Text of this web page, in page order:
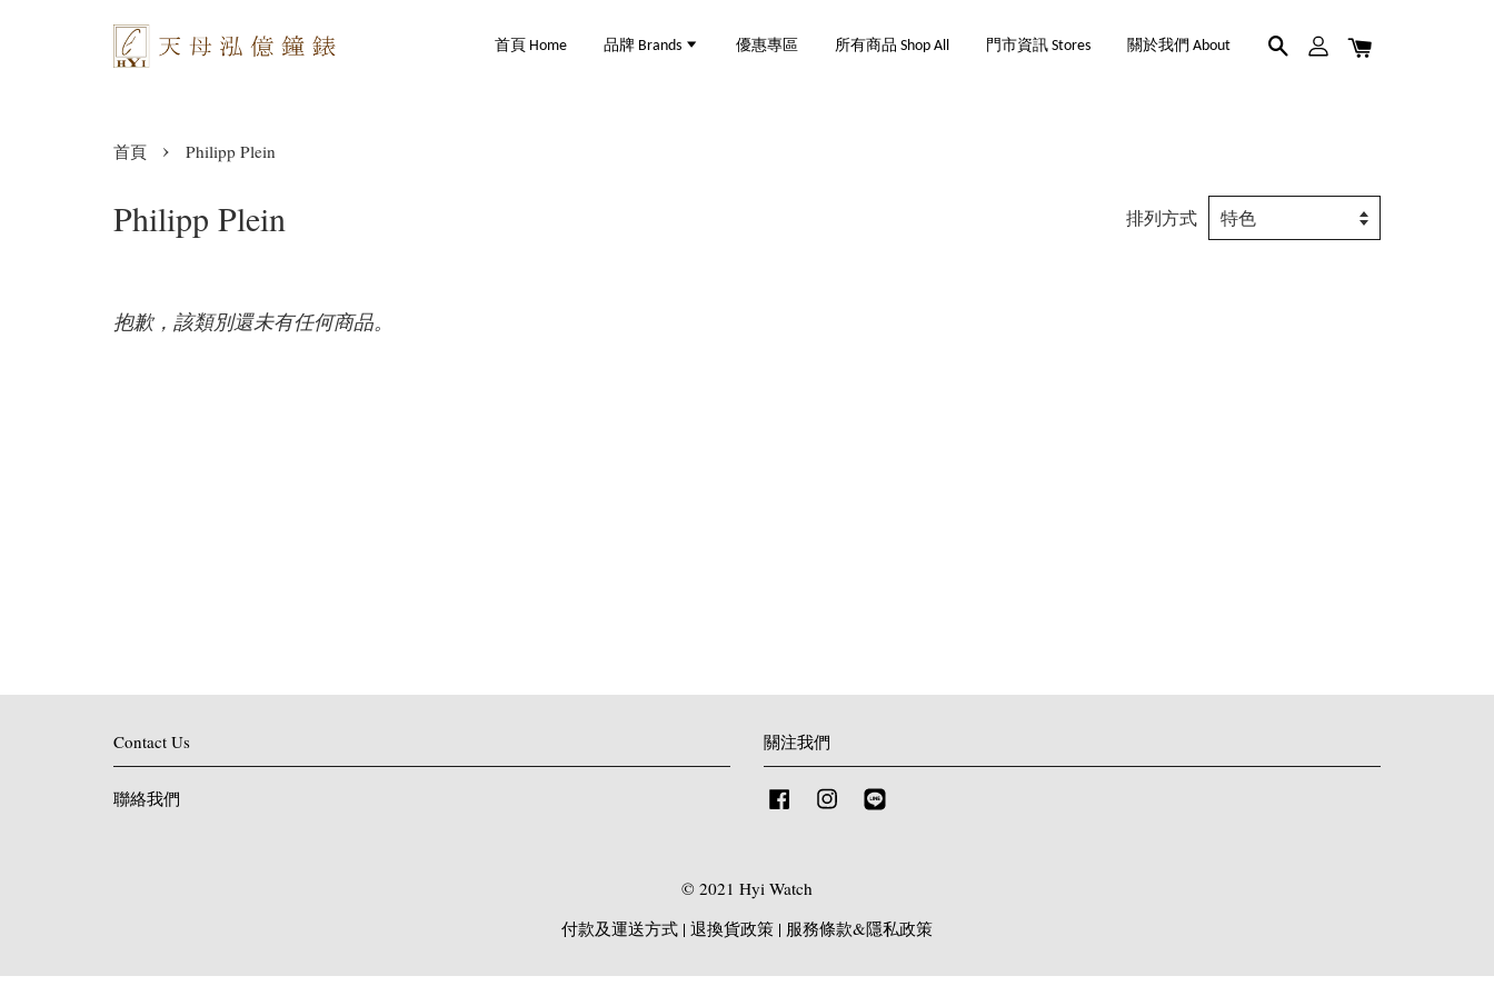
首頁 Home 品牌 Brands 優惠專區 所有商品 Shop All 門市資訊 Stores 關於我們 About
首頁 › Philipp Plein
Philipp Plein 排列方式
抱歉，該類別還未有任何商品。
Contact Us
聯絡我們
關注我們
FacebookInstagram
© 2021 Hyi Watch
付款及運送方式 | 退換貨政策 | 服務條款&隱私政策